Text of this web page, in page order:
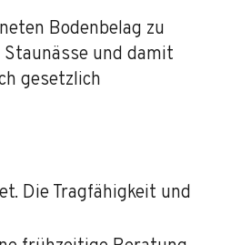
Bodenbelag zu
und damit
gesetzlich
Die Tragfähigkeit und